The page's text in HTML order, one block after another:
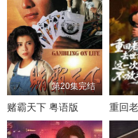
第20集完结
赌霸天下 粤语版